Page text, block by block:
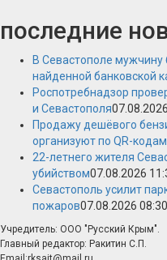
последние
В Севастополе мужчину
найденной банковской
Роспотребнадзор
и Севастополя
Продажу дешёвого
организуют по QR-кодам
22-летнего жителя
убийством07.08.2026
Севастополь усилит
пожаров07.08.2026 08:30
Учредитель: ООО "Русский Крым".
Главный редактор: Ракитин С.П.